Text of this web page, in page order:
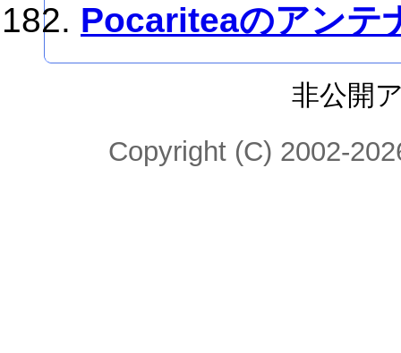
Pocariteaのアンテ
非公開
Copyright (C) 2002-